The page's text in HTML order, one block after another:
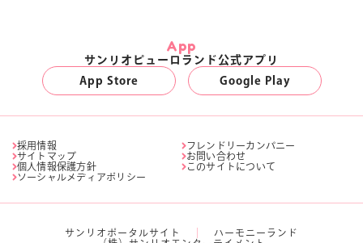
App
サンリオピューロランド公式アプリ
App Store
Google Play
採用情報
フレンドリーカンパニー
サイトマップ
お問い合わせ
個人情報保護方針
このサイトについて
ソーシャルメディアポリシー
サンリオポータルサイト
ハーモニーランド